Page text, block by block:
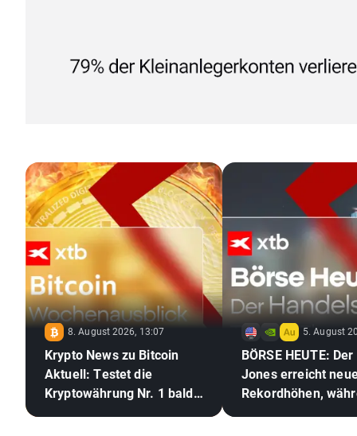
8. August 2026, 13:07
Krypto News zu Bitcoin
Aktuell: Testet die
Kryptowährung Nr. 1 bald
5. August
BÖRSE HEUTE:
Jones erreicht
Rekordhöhen,